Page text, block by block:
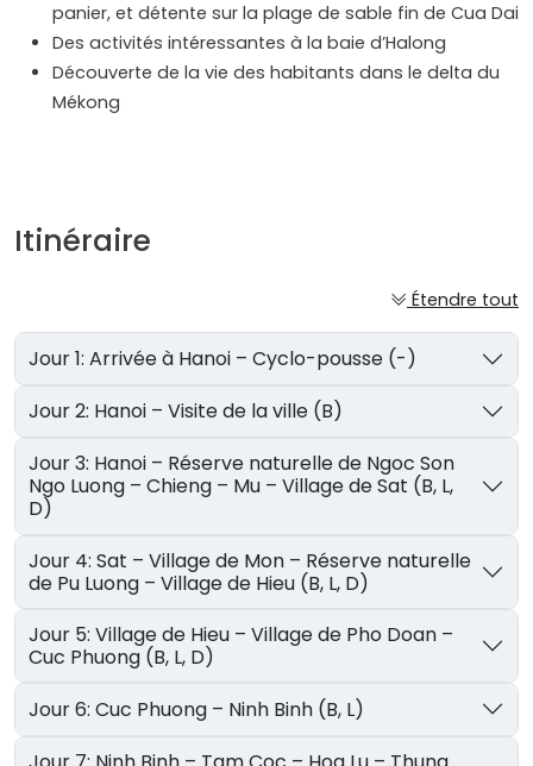
panier, et détente sur la plage de sable fin de Cua Dai
Des activités intéressantes à la baie d’Halong
Découverte de la vie des habitants dans le delta du
Mékong
Itinéraire
Étendre tout
Jour 1: Arrivée à Hanoi – Cyclo-pousse (-)
Jour 2: Hanoi – Visite de la ville (B)
Jour 3: Hanoi – Réserve naturelle de Ngoc Son
Ngo Luong – Chieng – Mu – Village de Sat (B, L,
D)
Jour 4: Sat – Village de Mon – Réserve naturelle
de Pu Luong – Village de Hieu (B, L, D)
Jour 5: Village de Hieu – Village de Pho Doan –
Cuc Phuong (B, L, D)
Jour 6: Cuc Phuong – Ninh Binh (B, L)